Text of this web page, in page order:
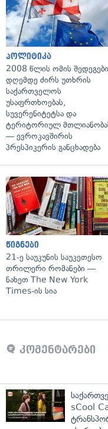
პოლიტიკა
2008 წლის ომის შედეგები
დღემდე ძირს უთხრის
საქართველოს
უსაფრთხოებას,
სუვერენიტეტსა და
ტერიტორიულ
— ევროკავშირის
პრესპიკერის განცხადება
წიგნები
21-ე საუკუნის საუკეთესო
თრილერი რომანები —
ნახეთ The New York
Times-ის სია
კომენტარები
sCool